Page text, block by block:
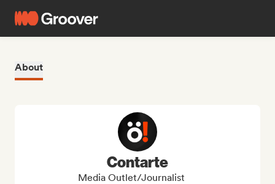
About
Contarte
Media Outlet/Journalist